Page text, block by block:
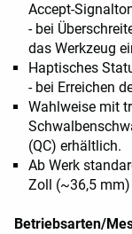
Accept-
- bei
das Werkzeug
Haptisches
- bei Erreichen
Wahlweise mit
(QC) erhältlich.
Ab Werk
Zoll (~36,5
Betriebsarten/